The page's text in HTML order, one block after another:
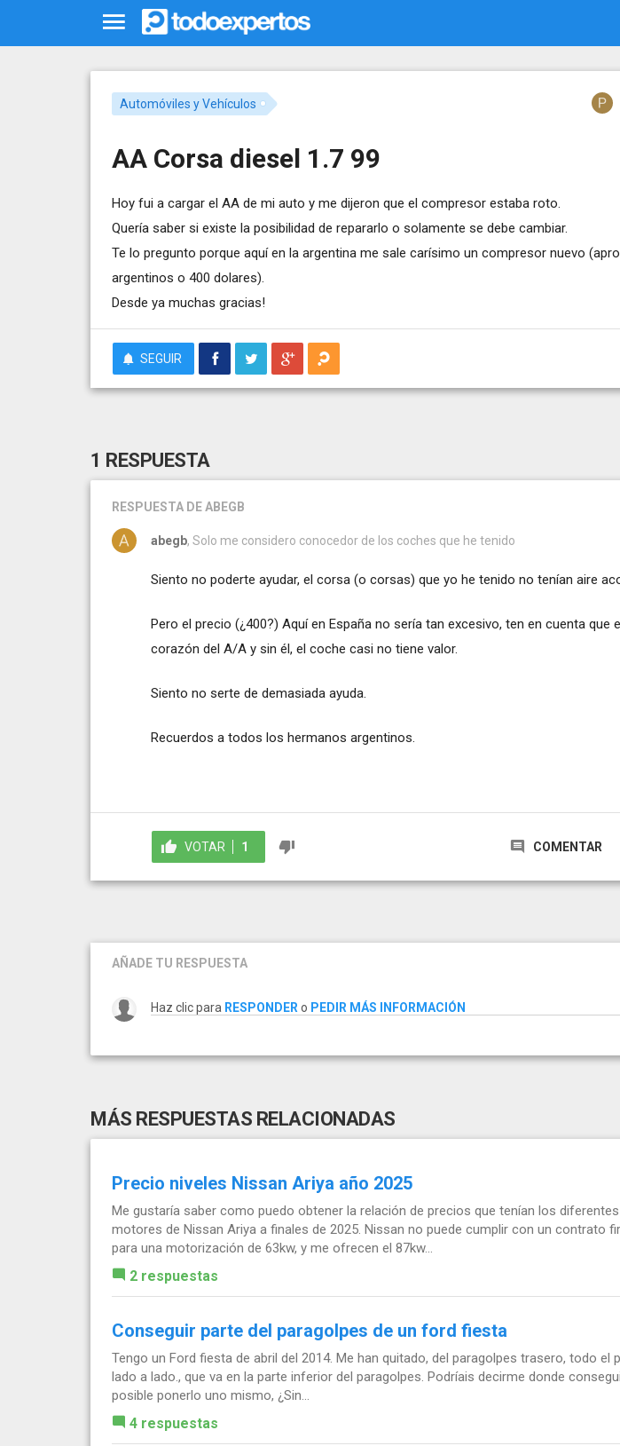
Automóviles y Vehículos
AA Corsa diesel 1.7 99
Hoy fui a cargar el AA de mi auto y me dijeron que el compresor estaba roto.
Quería saber si existe la posibilidad de repararlo o solamente se debe cambiar.
Te lo pregunto porque aquí en la argentina me sale carísimo un compresor nuevo
argentinos o 400 dolares).
Desde ya muchas gracias!
SEGUIR
1 RESPUESTA
RESPUESTA DE ABEGB
abegb, Solo me considero conocedor de los coches que he tenido
Siento no poderte ayudar, el corsa (o corsas) que yo he tenido no tenían aire
Pero el precio (¿400?) Aquí en España no sería tan excesivo, ten en cuenta que
corazón del A/A y sin él, el coche casi no tiene valor.
Siento no serte de demasiada ayuda.
Recuerdos a todos los hermanos argentinos.
VOTAR 1 COMENTAR
AÑADE TU RESPUESTA
Haz clic para RESPONDER o PEDIR MÁS INFORMACIÓN
MÁS RESPUESTAS RELACIONADAS
Precio niveles Nissan Ariya año 2025
Me gustaría saber como puedo obtener la relación de precios que tenían los
motores de Nissan Ariya a finales de 2025. Nissan no puede cumplir con un contrato
para una motorización de 63kw, y me ofrecen el 87kw...
2 respuestas
Conseguir parte del paragolpes de un ford fiesta
Tengo un Ford fiesta de abril del 2014. Me han quitado, del paragolpes trasero, todo el
lado a lado., que va en la parte inferior del paragolpes. Podríais decirme donde
posible ponerlo uno mismo, ¿Sin...
4 respuestas